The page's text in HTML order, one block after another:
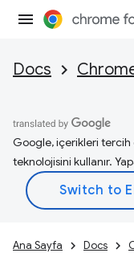
Docs
Google, içerikleri
teknolojisini kullanır.
Ana Sayfa Docs